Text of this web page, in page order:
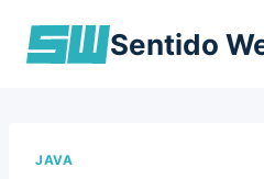
Sentido
JAVA